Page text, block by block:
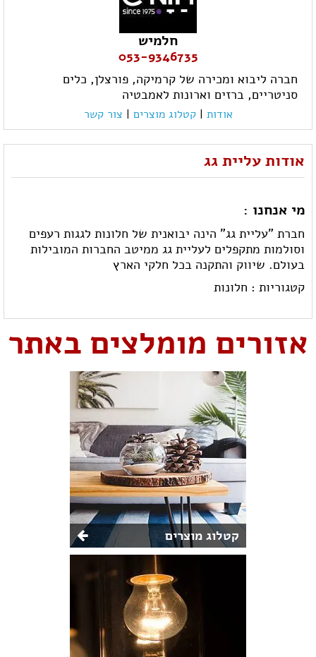
חלמיש
053-9346735
חברה ליבוא ומכירה של קרמיקה, פורצלן, כלים
סניטריים, ברזים וארונות לאמבטיה
אודות | קטלוג מוצרים | צור קשר
אודות עליית גג
מי אנחנו :
חברת "עליית גג" הינה יבואנית של חלונות לגגות רעפים
וסולמות מתקפלים לעליית גג ממיטב החברות המובילות
בעולם. שיווק והתקנה בכל חלקי הארץ
קטגוריות : חלונות
אזורים מומלצים באתר
קטלוג מוצרים